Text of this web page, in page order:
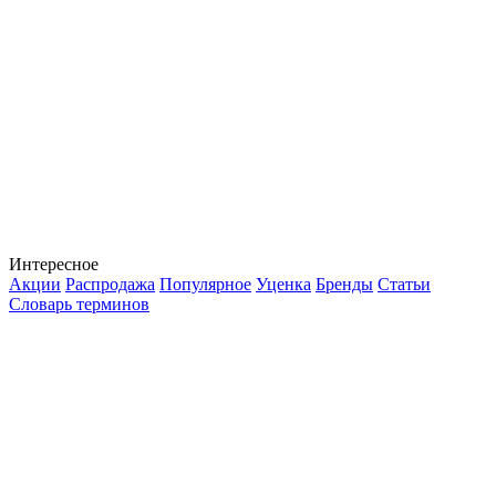
Интересное
Акции Распродажа Популярное Уценка Бренды Статьи
Словарь терминов